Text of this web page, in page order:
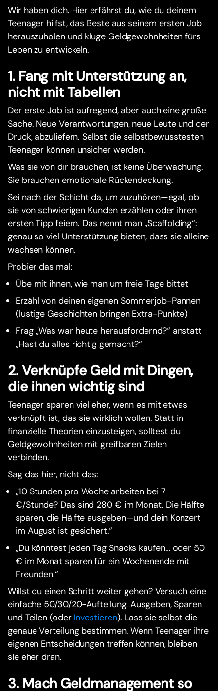
Wir haben dich. Hier erfährst du, wie du deinem
Teenager hilfst, das Beste aus seinem ersten Job
herauszuholen und kluge Geldgewohnheiten fürs
Leben zu entwickeln.
1. Fang mit Unterstützung an,
nicht mit Tabellen
Der erste Job ist aufregend, aber auch eine große
Sache. Neue Verantwortungen, neue Leute und der
Druck, abzuliefern. Selbst die selbstbewusstesten
Teenager können unsicher werden.
Was sie von dir brauchen, ist keine Überwachung.
Sie brauchen emotionale Rückendeckung.
Sei nach der Schicht da, um zuzuhören—egal, ob
sie von schwierigen Kunden erzählen oder ihren
ersten Tipp feiern. Das nennt man „Scaffolding“:
genau so viel Unterstützung bieten, dass sie alleine
wachsen können.
Probier das mal:
Übe mit ihnen, wie man um freie Tage bittet
Erzähl von deinen eigenen Sommerjob-Pannen
(lustige Geschichten bringen Extra-Punkte)
Frag „Was war heute herausfordernd?“ anstatt
„Hast du alles richtig gemacht?“
2. Verknüpfe Geld mit Dingen,
die ihnen wichtig sind
Teenager sparen viel eher, wenn es mit etwas
verknüpft ist, das sie wirklich wollen. Statt in
finanzielle Theorien einzusteigen, solltest du
Geldgewohnheiten mit greifbaren Zielen
verbinden.
Sag das hier, nicht das:
„10 Stunden pro Woche arbeiten bei 7
€/Stunde? Das sind 280 € im Monat. Die Hälfte
sparen, die Hälfte ausgeben—und dein Konzert
im August ist gesichert.“
„Du könntest jeden Tag Snacks kaufen… oder 50
€ im Monat sparen für ein Wochenende mit
Freunden.“
Willst du einen Schritt weiter gehen? Versuch eine
einfache 50/30/20-Aufteilung: Ausgeben, Sparen
und Teilen (oder Investieren). Lass sie selbst die
genaue Verteilung bestimmen. Wenn Teenager ihre
eigenen Entscheidungen treffen können, bleiben
sie eher dran.
3. Mach Geldmanagement so